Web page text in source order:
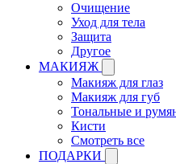
Очищение
Уход для тела
Защита
Другое
МАКИЯЖ
Макияж для глаз
Макияж для губ
Тональные и
Кисти
Смотреть все
ПОДАРКИ